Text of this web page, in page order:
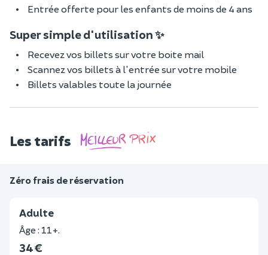
Entrée offerte pour les enfants de moins de 4 ans
Super simple d'utilisation ✨
Recevez vos billets sur votre boite mail
Scannez vos billets à l'entrée sur votre mobile
Billets valables toute la journée
Les tarifs
Zéro frais de réservation
Adulte
Âge : 11+.
34 €